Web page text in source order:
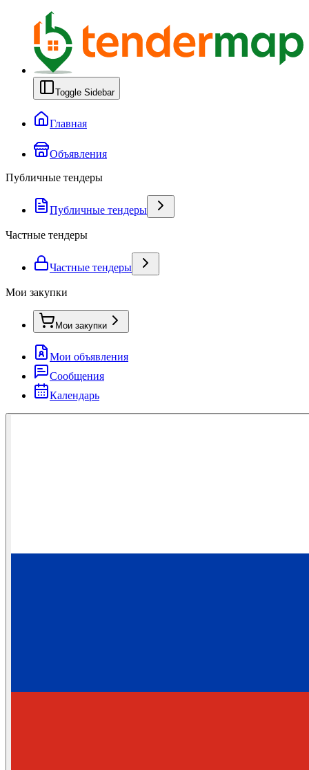
Toggle Sidebar
Главная
Объявления
Публичные тендеры
Публичные тендеры
Частные тендеры
Частные тендеры
Мои закупки
Мои закупки
Мои объявления
Сообщения
Календарь